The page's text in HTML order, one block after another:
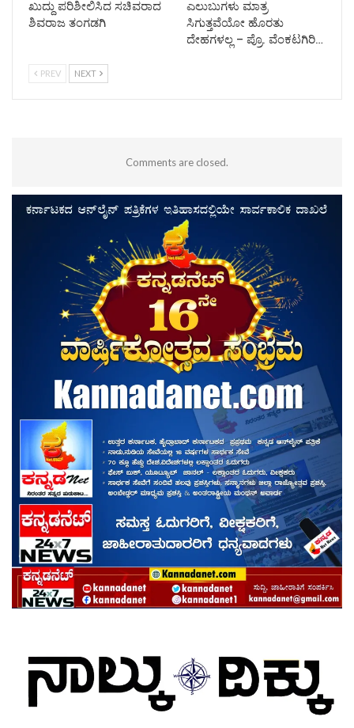
ಖುದ್ದು ಪರಿಶೀಲಿಸಿದ ಸಚಿವರಾದ
ಶಿವರಾಜ ತಂಗಡಗಿ
ಎಲುಬುಗಳು ಮಾತ್ರ
ಸಿಗುತ್ತವೆಯೋ ಹೊರತು
ದೇಹಗಳಲ್ಲ – ಪ್ರೊ. ವೆಂಕಟಗಿರಿ…
PREV NEXT
Comments are closed.